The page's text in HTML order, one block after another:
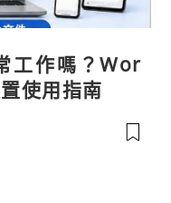
工作嗎？Wor
使用指南